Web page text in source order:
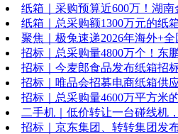
纸箱｜采购预算近600万！湖
纸箱｜总采购额1300万元的纸
聚焦｜极兔速递2026年海外+
招标｜总采购量4800万个！东
招标｜今麦郎食品发布纸箱招
招标｜唯品会招募电商纸箱供
招标｜总采购量4600万平方米
二手机｜低价转让一台碰线机
招标｜京东集团、转转集团发